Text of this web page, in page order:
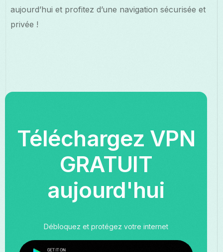
aujourd’hui et profitez d’une navigation sécurisée et
privée !
Téléchargez VPN
GRATUIT
aujourd'hui
Débloquez et protégez votre internet